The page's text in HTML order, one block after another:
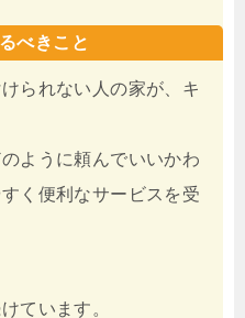
べきこと
られない人の家が、キ
ように頼んでいいかわ
く便利なサービスを受
ています。